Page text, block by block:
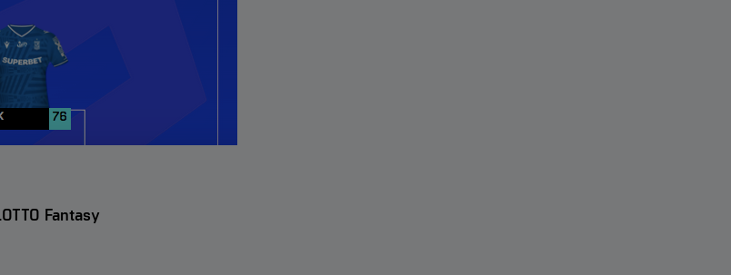
Fantasy
dopasowanych do Twoich preferencji, zarówno w serwisie jak i poza nim, w tym
Marketingowe pliki cookies pozwalają na stworzenie profilu zainteresowań
internetowych, w tym w naszym serwisie, oraz w mediach
przez nas lub naszych zewnętrznych partnerów, np. dostawcę portalu
plików cookies powoduje, że treści marketingowe wyświetlane użytkownikowi nie